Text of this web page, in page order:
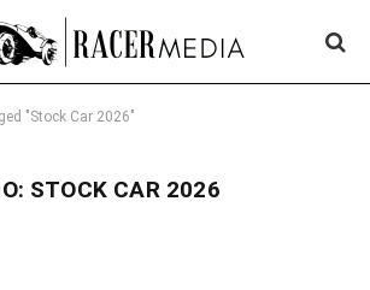
"Stock Car 2026"
STOCK CAR 2026